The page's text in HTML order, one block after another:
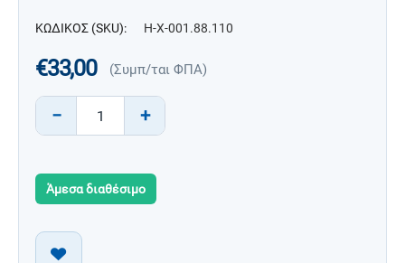
ΚΩΔΙΚΟΣ (SKU): H-X-001.88.110
€33,00 (Συμπ/ται ΦΠΑ)
+
−
Άμεσα διαθέσιμο